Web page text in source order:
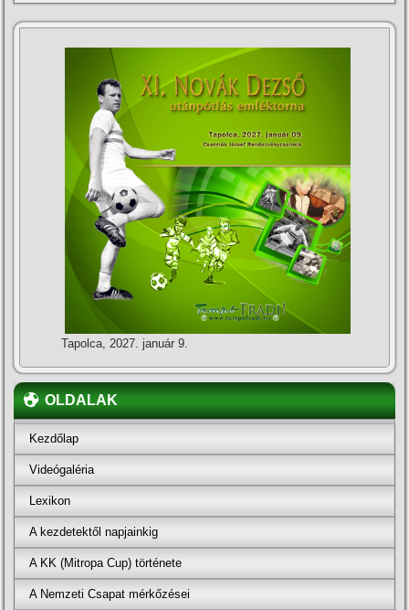
Tapolca, 2027. január 9.
OLDALAK
Kezdőlap
Videógaléria
Lexikon
A kezdetektől napjainkig
A KK (Mitropa Cup) története
A Nemzeti Csapat mérkőzései